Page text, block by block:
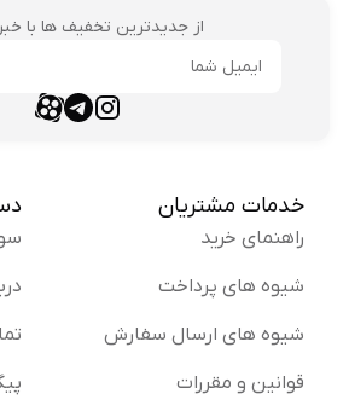
از جدیدترین تخفیف ها با
ایمیل
instagram link
link
link
خدمات مشتریان
راهنمای خرید
شیوه های پرداخت
شیوه های ارسال سفارش
قوانین و مقررات